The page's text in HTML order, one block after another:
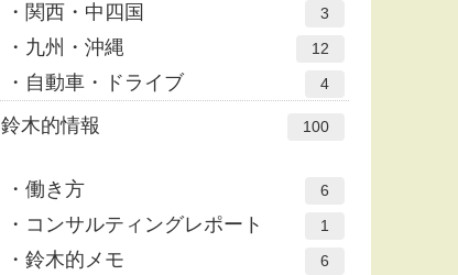
関西・中四国 3
九州・沖縄 12
自動車・ドライブ 4
鈴木的情報 100
働き方 6
コンサルティングレポート 1
鈴木的メモ 6